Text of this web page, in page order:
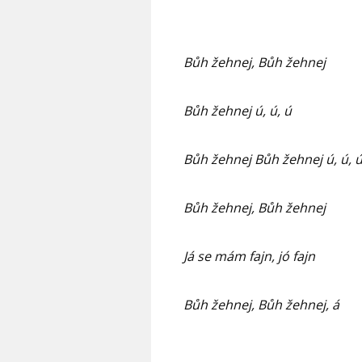
Bůh žehnej, Bůh žehnej
Bůh žehnej ú, ú, ú
Bůh žehnej Bůh žehnej ú, ú, ú
Bůh žehnej, Bůh žehnej
Já se mám fajn, jó fajn
Bůh žehnej, Bůh žehnej, á